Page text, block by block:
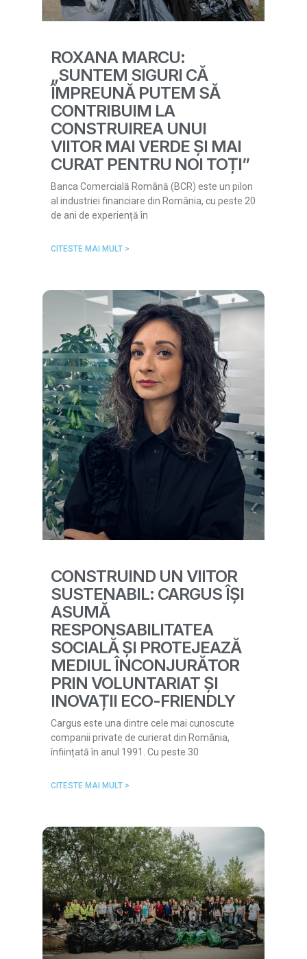
ROXANA MARCU:
„SUNTEM SIGURI CĂ
ÎMPREUNĂ PUTEM SĂ
CONTRIBUIM LA
CONSTRUIREA UNUI
VIITOR MAI VERDE ȘI MAI
CURAT PENTRU NOI TOȚI”
Banca Comercială Română (BCR) este un pilon
al industriei financiare din România, cu peste 20
de ani de experiență în
CITESTE MAI MULT >
CONSTRUIND UN VIITOR
SUSTENABIL: CARGUS ÎȘI
ASUMĂ
RESPONSABILITATEA
SOCIALĂ ȘI PROTEJEAZĂ
MEDIUL ÎNCONJURĂTOR
PRIN VOLUNTARIAT ȘI
INOVAȚII ECO-FRIENDLY
Cargus este una dintre cele mai cunoscute
companii private de curierat din România,
înființată în anul 1991. Cu peste 30
CITESTE MAI MULT >